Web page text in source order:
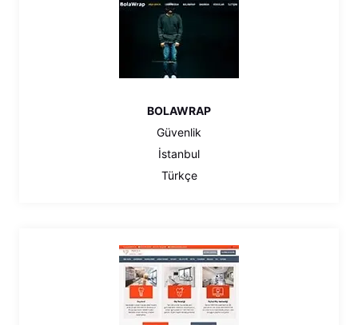
BOLAWRAP
Güvenlik
İstanbul
Türkçe